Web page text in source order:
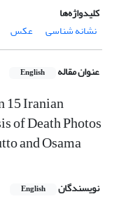
کلیدواژه‌ها
نشانه شناسی
عکس
عنوان مقاله English
15 Iranian
of Death Photos
and Osama
نویسندگان English